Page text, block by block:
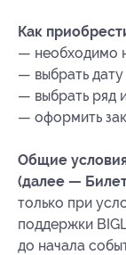
Как
— необходимо
— выбрать дату
— выбрать ряд
— оформить
Общие
(далее —
только при
поддержки
до начала